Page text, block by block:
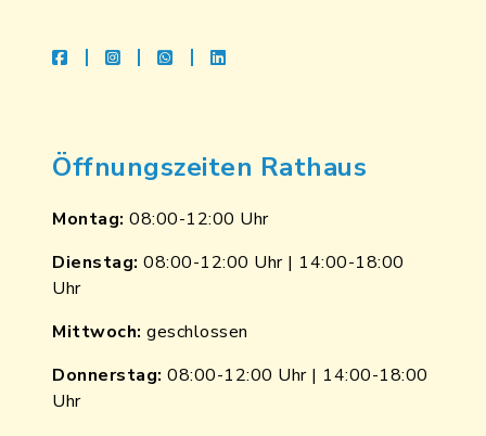
facebookinstagramwhatsapplinkedin
Öffnungszeiten Rathaus
Montag: 08:00-12:00 Uhr
Dienstag: 08:00-12:00 Uhr | 14:00-18:00
Uhr
Mittwoch: geschlossen
Donnerstag: 08:00-12:00 Uhr | 14:00-18:00
Uhr